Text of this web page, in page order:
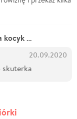
Małgorzata Kapczyńska licytacja kocyk czerwony
20.09.2020
skuterka